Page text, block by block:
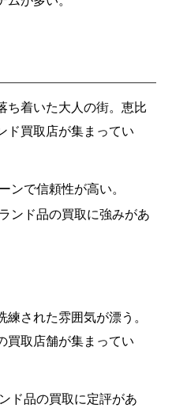
ち着いた大人の街。恵比
ド買取店が集まってい
ンで信頼性が高い。
ンド品の買取に強みがあ
された雰囲気が漂う。
買取店舗が集まってい
ド品の買取に定評があ